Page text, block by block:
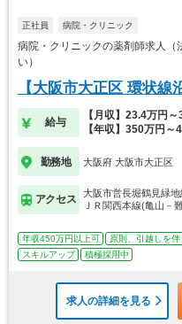
正社員 病院・クリニック
病院・クリニックの薬剤師求人
い）
【大阪市大正区 環状
給与
【月収】23.4万円～
【年収】350万円～
勤務地 大阪府 大阪市大正区
アクセス
大阪市営長堀鶴見緑
ＪＲ関西本線(亀山
年収450万円以上可 原則、引越しを伴
スキルアップ
積極採用中
求人の詳細を見る